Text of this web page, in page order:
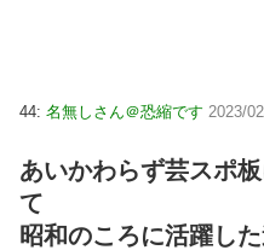
44: 名無しさん＠恐縮です 2023/
あいかわらず芸スポ
て
昭和のころに活躍し